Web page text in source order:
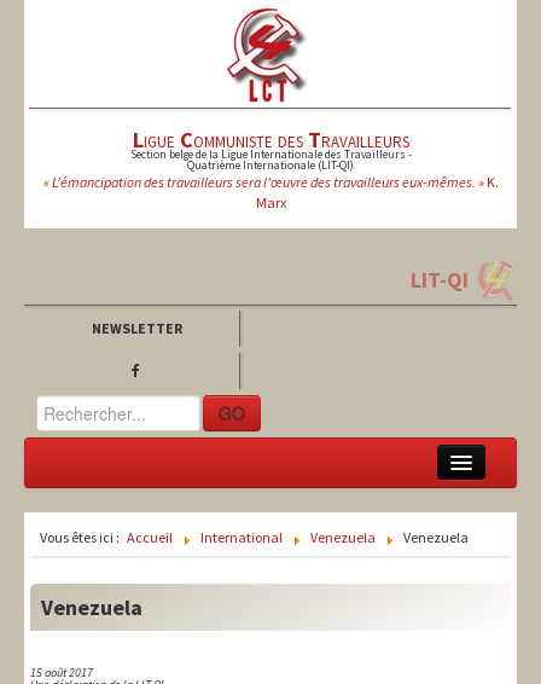
Ligue Communiste des Travailleurs
Section belge de la Ligue Internationale des Travailleurs -
Quatrième Internationale (LIT-QI)
« L'émancipation des travailleurs sera l'œuvre des travailleurs eux-mêmes. »K.
Marx
LIT-QI
NEWSLETTER
GO
Vous êtes ici : Accueil International Venezuela Venezuela
Venezuela
15 août 2017